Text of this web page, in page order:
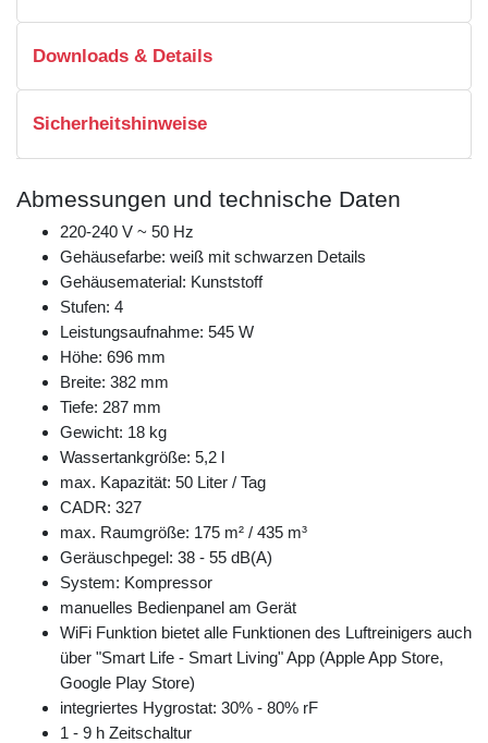
Downloads & Details
Sicherheitshinweise
Abmessungen und technische Daten
220-240 V ~ 50 Hz
Gehäusefarbe: weiß mit schwarzen Details
Gehäusematerial: Kunststoff
Stufen: 4
Leistungsaufnahme: 545 W
Höhe: 696 mm
Breite: 382 mm
Tiefe: 287 mm
Gewicht: 18 kg
Wassertankgröße: 5,2 l
max. Kapazität: 50 Liter / Tag
CADR: 327
max. Raumgröße: 175 m² / 435 m³
Geräuschpegel: 38 - 55 dB(A)
System: Kompressor
manuelles Bedienpanel am Gerät
WiFi Funktion bietet alle Funktionen des Luftreinigers auch
über "Smart Life - Smart Living" App (Apple App Store,
Google Play Store)
integriertes Hygrostat: 30% - 80% rF
1 - 9 h Zeitschaltur